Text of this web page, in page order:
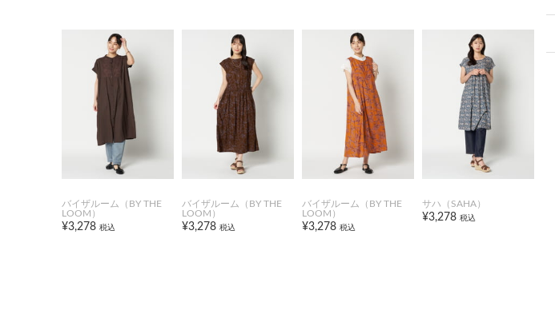
バイザルーム（BY THE
LOOM）
¥3,278 税込
バイザルーム（BY THE
LOOM）
¥3,278 税込
バイザルーム（BY THE
LOOM）
¥3,278 税込
サハ（SAHA）
¥3,278 税込